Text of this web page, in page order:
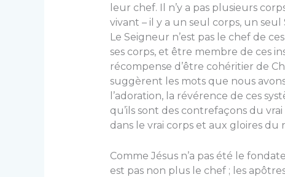
leur chef. Il n’y a pas plusieurs
vivant – il y a un seul corps, un
Le Seigneur n’est pas le chef de
ses corps, et être membre de ces
récompense d’être cohéritier de
suggèrent les mots que nous
l’adoration, la révérence de ces
qu’ils sont des contrefaçons du
dans le vrai corps et aux gloires du
Comme Jésus n’a pas été le
est pas non plus le chef ; les